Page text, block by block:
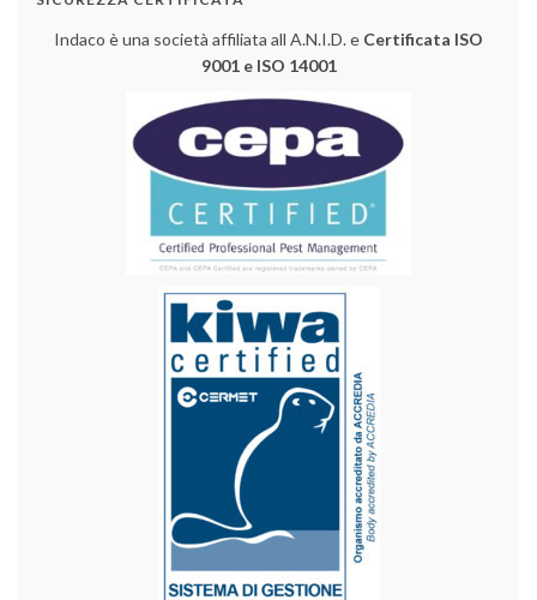
Indaco è una società affiliata all A.N.I.D. e Certificata ISO
9001 e ISO 14001